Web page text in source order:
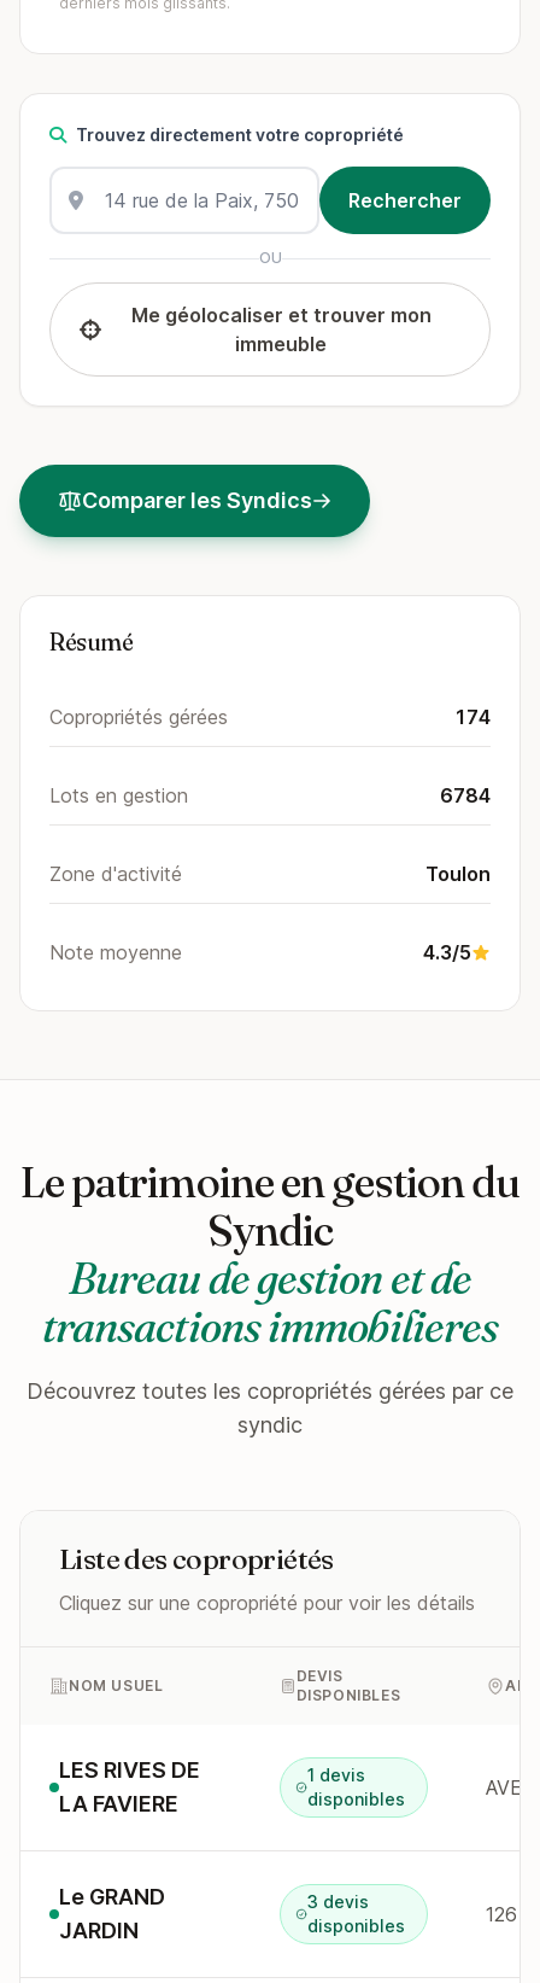
Trouvez directement votre copropriété
OU
Me géolocaliser et trouver mon
immeuble
Comparer les Syndics
Résumé
Copropriétés gérées 174
Lots en gestion 6784
Zone d'activité Toulon
Note moyenne 4.3/5
Le patrimoine en gestion du
Syndic
Bureau de gestion et de
transactions immobilieres
Découvrez toutes les copropriétés gérées par ce
syndic
Liste des copropriétés
Cliquez sur une copropriété pour voir les détails
NOM USUEL
DEVIS
DISPONIBLES
LES RIVES DE
LA FAVIERE
1 devis
disponibles
Le GRAND
JARDIN
3 devis
disponibles